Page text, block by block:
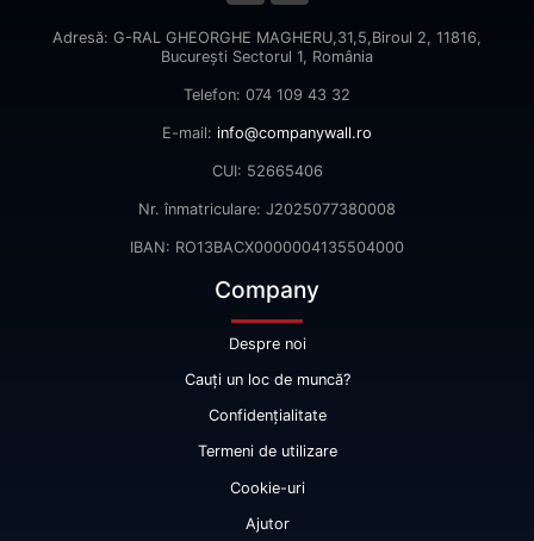
Adresă: G-RAL GHEORGHE MAGHERU,31,5,Biroul 2, 11816,
Bucureşti Sectorul 1, România
Telefon: 074 109 43 32
E-mail: info@companywall.ro
CUI: 52665406
Nr. înmatriculare: J2025077380008
IBAN: RO13BACX0000004135504000
Company
Despre noi
Cauți un loc de muncă?
Confidențialitate
Termeni de utilizare
Cookie-uri
Ajutor